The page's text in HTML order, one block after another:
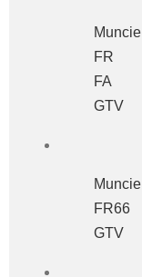
Muncie
FR
FA
GTV
Muncie
FR66
GTV